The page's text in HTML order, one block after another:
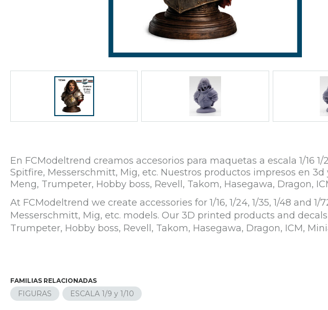
En FCModeltrend creamos accesorios para maquetas a escala 1/16
Spitfire, Messerschmitt, Mig, etc. Nuestros productos impresos en
Meng, Trumpeter, Hobby boss, Revell, Takom, Hasegawa, Dragon,
At FCModeltrend we create accessories for 1/16, 1/24, 1/35, 1/48 and
Messerschmitt, Mig, etc. models. Our 3D printed products and
Trumpeter, Hobby boss, Revell, Takom, Hasegawa, Dragon, ICM,
FAMILIAS RELACIONADAS
FIGURAS ESCALA 1/9 y 1/10